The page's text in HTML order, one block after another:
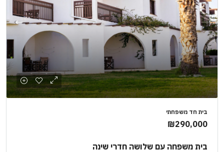
בית חד משפחתי
₪290,000
בית משפחה עם שלושה חדרי שינה